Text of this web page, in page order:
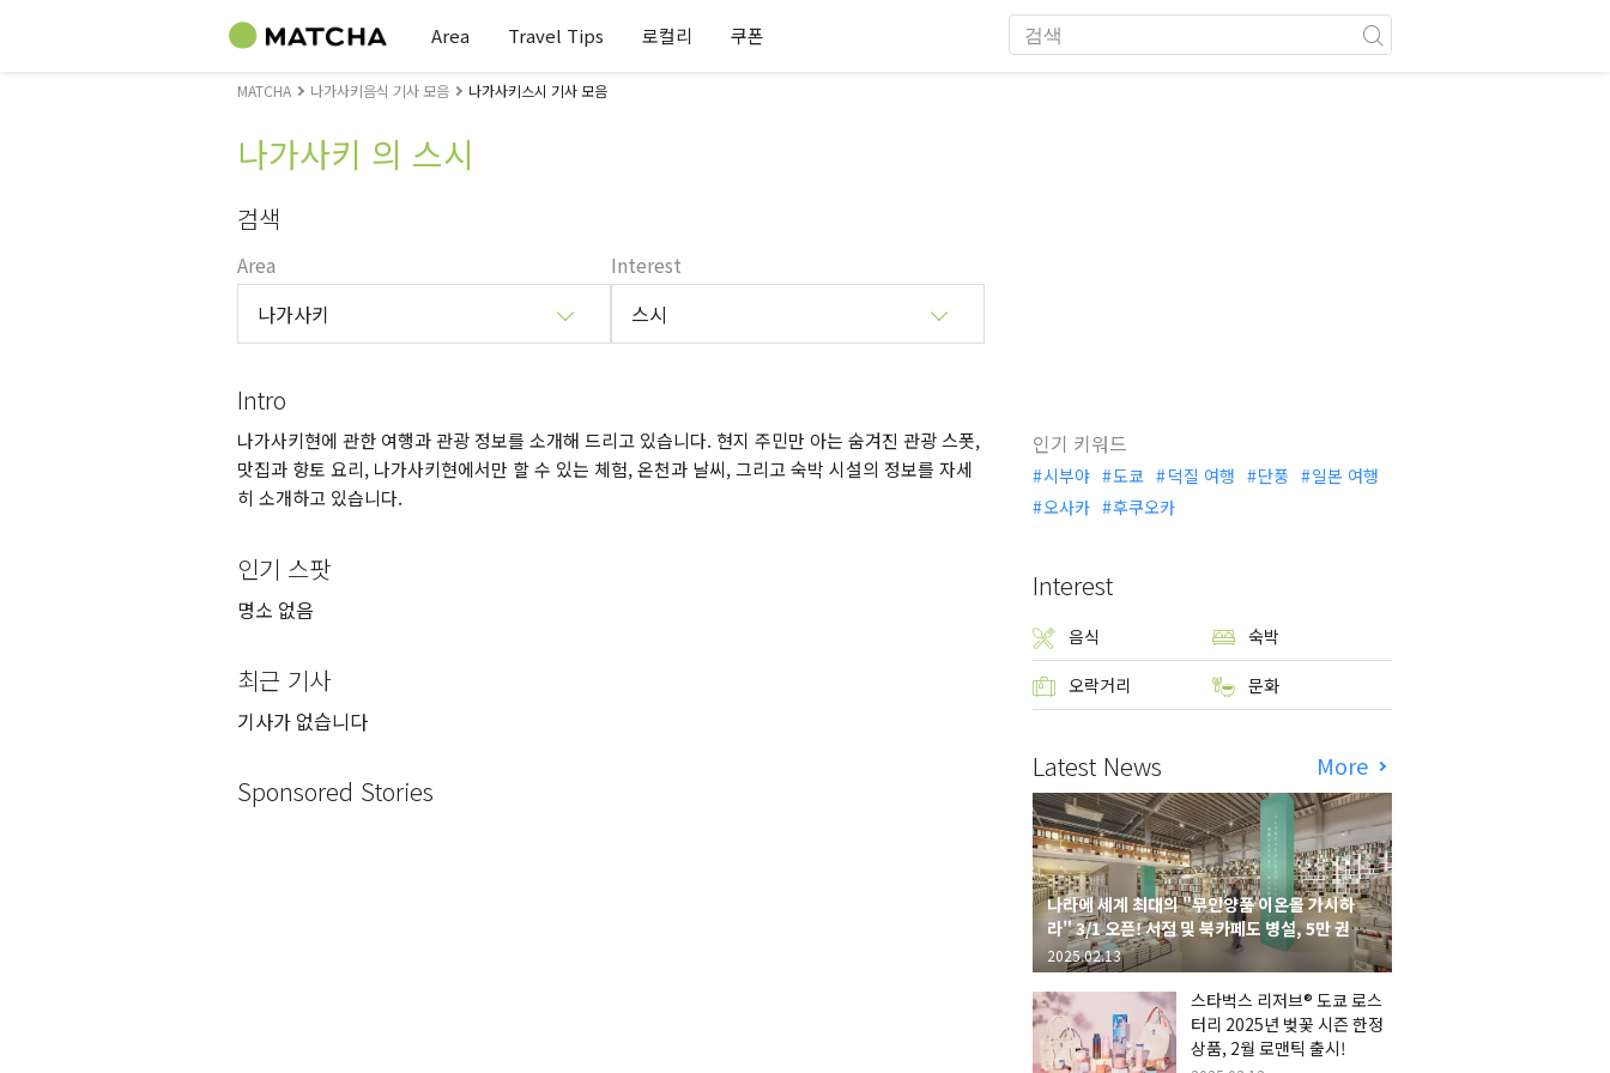
Area Travel Tips 로컬리 쿠폰
MATCHA 나가사키음식 기사 모음 나가사키스시 기사 모음
나가사키 의 스시
검색
Area
나가사키
Interest
스시
Intro
나가사키현에 관한 여행과 관광 정보를 소개해 드리고 있습니다. 현지 주민만 아는 숨겨진 관광 스폿,
맛집과 향토 요리, 나가사키현에서만 할 수 있는 체험, 온천과 날씨, 그리고 숙박 시설의 정보를 자세
히 소개하고 있습니다.
인기 스팟
명소 없음
최근 기사
기사가 없습니다
Sponsored Stories
인기 키워드
시부야 도쿄 덕질 여행 단풍
일본 여행
오사카
후쿠오카
Interest
음식 숙박
오락거리 문화
Latest News More
나라에 세계 최대의 "무인양품 이온몰 가시하
라" 3/1 오픈! 서점 및 북카페도 병설, 5만 권의
"가시하라 서점"도 출점
2025.02.13
스타벅스 리저브® 도쿄 로스
터리 2025년 벚꽃 시즌 한정
상품, 2월 로맨틱 출시!